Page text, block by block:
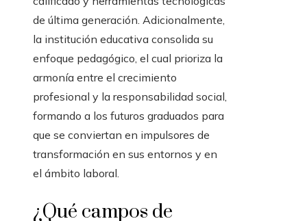
de última generación. Adicionalmente,
la institución educativa consolida su
enfoque pedagógico, el cual prioriza la
armonía entre el crecimiento
profesional y la responsabilidad social,
formando a los futuros graduados para
que se conviertan en impulsores de
transformación en sus entornos y en
el ámbito laboral.
¿Qué campos de